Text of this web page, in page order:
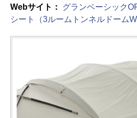
Webサイト： グランベーシック
シート（3ルームトンネルドーム